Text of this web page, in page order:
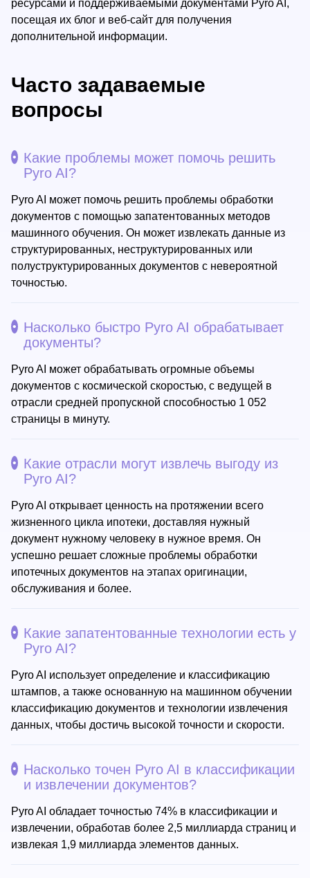
ресурсами и поддерживаемыми документами Pyro AI,
посещая их блог и веб-сайт для получения
дополнительной информации.
Часто задаваемые
вопросы
Какие проблемы может помочь решить
Pyro AI?
Pyro AI может помочь решить проблемы обработки
документов с помощью запатентованных методов
машинного обучения. Он может извлекать данные из
структурированных, неструктурированных или
полуструктурированных документов с невероятной
точностью.
Насколько быстро Pyro AI обрабатывает
документы?
Pyro AI может обрабатывать огромные объемы
документов с космической скоростью, с ведущей в
отрасли средней пропускной способностью 1 052
страницы в минуту.
Какие отрасли могут извлечь выгоду из
Pyro AI?
Pyro AI открывает ценность на протяжении всего
жизненного цикла ипотеки, доставляя нужный
документ нужному человеку в нужное время. Он
успешно решает сложные проблемы обработки
ипотечных документов на этапах оригинации,
обслуживания и более.
Какие запатентованные технологии есть у
Pyro AI?
Pyro AI использует определение и классификацию
штампов, а также основанную на машинном обучении
классификацию документов и технологии извлечения
данных, чтобы достичь высокой точности и скорости.
Насколько точен Pyro AI в классификации
и извлечении документов?
Pyro AI обладает точностью 74% в классификации и
извлечении, обработав более 2,5 миллиарда страниц и
извлекая 1,9 миллиарда элементов данных.